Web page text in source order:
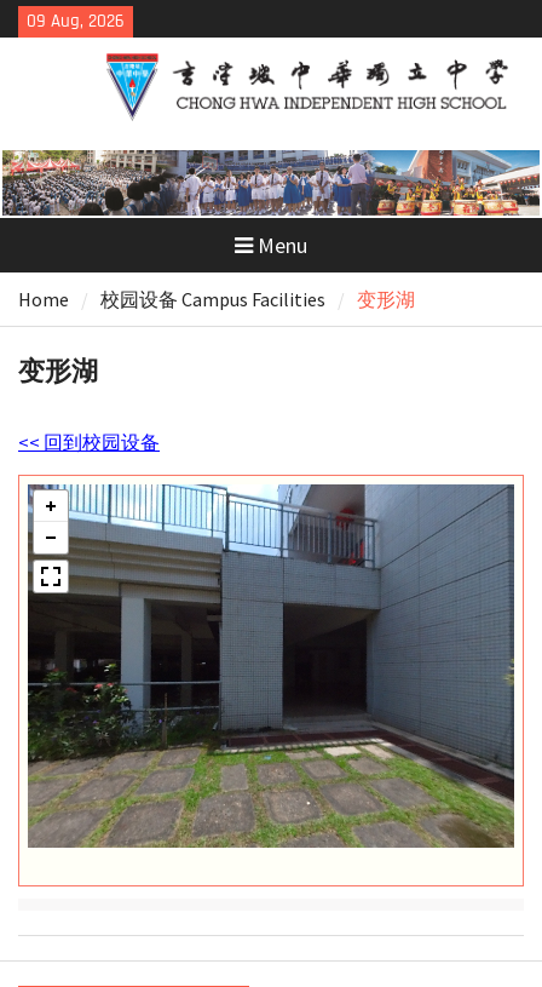
Skip
to
09 Aug, 2026
Menu
Home 校园设备 Campus Facilities 变形湖
变形湖
<< 回到校园设备